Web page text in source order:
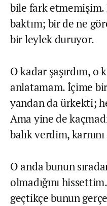
bile fark
baktım; bir de ne
bir leylek duruyor.
O kadar şaşırdım, o
anlatamam. İçime bir
yandan da ürkekti;
Ama yine de
balık verdim,
O anda bunun
olmadığını
geçtikçe bunun